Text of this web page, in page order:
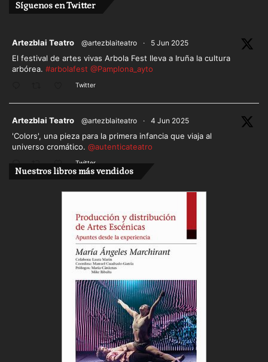
Síguenos en Twitter
Artezblai Teatro @artezblaiteatro · 5 Jun 2025
El festival de artes vivas Arbola Fest lleva a Iruña la cultura
arbórea. #arbolafest @Pamplona_ayto
Twitter
Artezblai Teatro @artezblaiteatro · 4 Jun 2025
'Colors', una pieza para la primera infancia que viaja al
universo cromático. @autenticateatro
Twitter
Cargar más
Nuestros libros más vendidos